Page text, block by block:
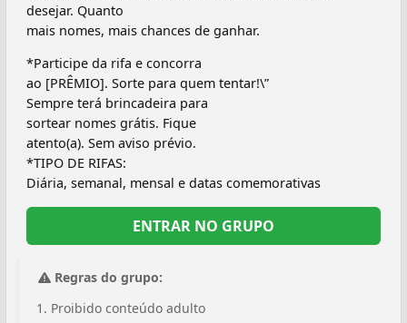
desejar. Quanto
mais nomes, mais chances de ganhar.
*Participe da rifa e concorra
ao [PRÊMIO]. Sorte para quem tentar!\”
Sempre terá brincadeira para
sortear nomes grátis. Fique
atento(a). Sem aviso prévio.
*TIPO DE RIFAS:
Diária, semanal, mensal e datas comemorativas
ENTRAR NO GRUPO
Regras do grupo:
Proibido conteúdo adulto